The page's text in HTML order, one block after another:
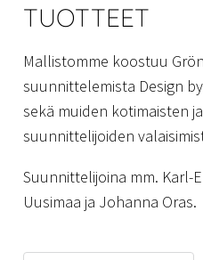
TUOTTEET
Mallistomme koostuu
suunnittelemista Design
sekä muiden kotimaisten
suunnittelijoiden
Suunnittelijoina mm. Karl-
Uusimaa ja Johanna Oras.